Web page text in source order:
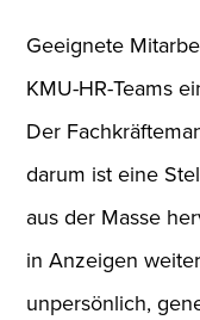
Geeignete
KMU-HR-Teams
Der
darum ist eine
aus der Masse
in Anzeigen
unpersönlich,